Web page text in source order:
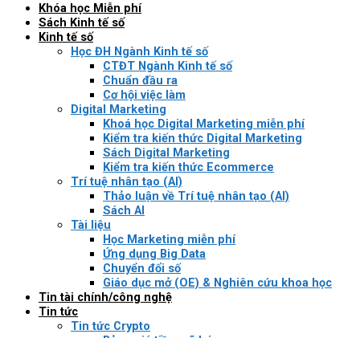
Khóa học Miễn phí
Sách Kinh tế số
Kinh tế số
Học ĐH Ngành Kinh tế số
CTĐT Ngành Kinh tế số
Chuẩn đầu ra
Cơ hội việc làm
Digital Marketing
Khoá học Digital Marketing miễn phí
Kiểm tra kiến thức Digital Marketing
Sách Digital Marketing
Kiểm tra kiến thức Ecommerce
Trí tuệ nhân tạo (AI)
Thảo luận về Trí tuệ nhân tạo (AI)
Sách AI
Tài liệu
Học Marketing miễn phí
Ứng dụng Big Data
Chuyển đổi số
Giáo dục mở (OE) & Nghiên cứu khoa học
Tin tài chính/công nghệ
Tin tức
Tin tức Crypto